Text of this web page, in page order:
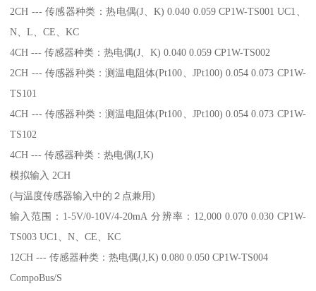
2CH --- 传感器种类：热电偶(J、K) 0.040 0.059 CP1W-TS001 UC1、
N、L、CE、KC
4CH --- 传感器种类：热电偶(J、K) 0.040 0.059 CP1W-TS002
2CH --- 传感器种类：测温电阻体(Pt100、JPt100) 0.054 0.073 CP1W-
TS101
4CH --- 传感器种类：测温电阻体(Pt100、JPt100) 0.054 0.073 CP1W-
TS102
4CH --- 传感器种类：热电偶(J,K)
模拟输入 2CH
(与温度传感器输入中的２点兼用)
输入范围：1-5V/0-10V/4-20mA 分辨率：12,000 0.070 0.030 CP1W-
TS003 UC1、N、CE、KC
12CH --- 传感器种类：热电偶(J,K) 0.080 0.050 CP1W-TS004
CompoBus/S